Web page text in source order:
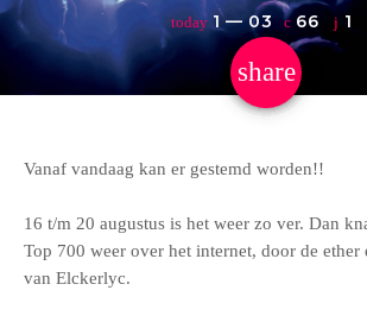
today 1 — 03 66 1
share
email
Vanaf vandaag kan er gestemd worden!!
16 t/m 20 augustus is het weer zo ver. Dan
Top 700 weer over het internet, door de ether
van Elckerlyc.